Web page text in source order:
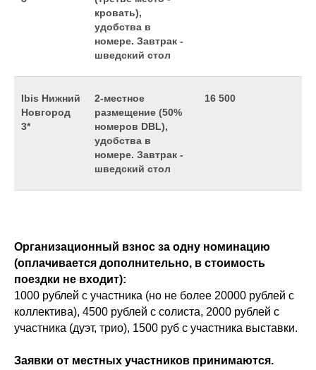
кровать),
удобства в
номере. Завтрак -
шведский стол
Ibis Нижний
Новгород
3*
2-местное
размещение (50%
номеров DBL),
удобства в
номере. Завтрак -
шведский стол
16 500
Организационный взнос за одну номинацию
(оплачивается дополнительно, в стоимость
поездки не входит):
1000 рублей с участника (но не более 20000 рублей с
коллектива), 4500 рублей с солиста, 2000 рублей с
участника (дуэт, трио), 1500 руб с участника выставки.
Заявки от местных участников принимаются.